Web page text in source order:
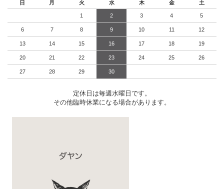
日 月 火 水 木 金 土
1 2 3 4 5
6 7 8 9 10 11 12
13 14 15 16 17 18 19
20 21 22 23 24 25 26
27 28 29 30
定休日は毎週水曜日です。
その他臨時休業になる場合があります。